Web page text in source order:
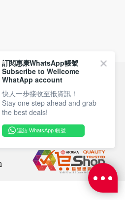
付款方式
關注我們
訂閱惠康WhatsApp帳號
Subscribe to Wellcome
WhatApp account
快人一步接收至抵資訊！
Stay one step ahead and grab
the best deals!
連結 WhatsApp 帳號